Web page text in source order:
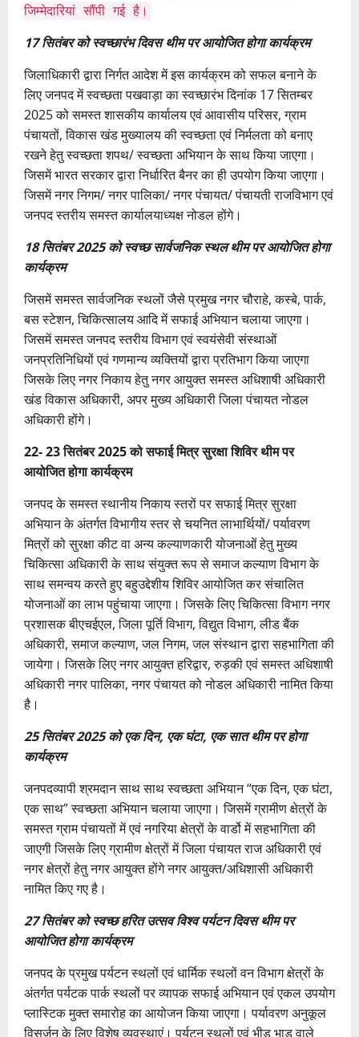
जिम्मेदारियां सौंपी गई है।
17 सितंबर को स्वच्छारंभ दिवस थीम पर आयोजित होगा कार्यक्रम
जिलाधिकारी द्वारा निर्गत आदेश में इस कार्यक्रम को सफल बनाने के
लिए जनपद में स्वच्छता पखवाड़ा का स्वच्छारंभ दिनांक 17 सितम्बर
2025 को समस्त शासकीय कार्यालय एवं आवासीय परिसर, ग्राम
पंचायतों, विकास खंड मुख्यालय की स्वच्छता एवं निर्मलता को बनाए
रखने हेतु स्वच्छता शपथ/ स्वच्छता अभियान के साथ किया जाएगा।
जिसमें भारत सरकार द्वारा निर्धारित बैनर का ही उपयोग किया जाएगा।
जिसमें नगर निगम/ नगर पालिका/ नगर पंचायत/ पंचायती राजविभाग एवं
जनपद स्तरीय समस्त कार्यालयाध्यक्ष नोडल होंगे।
18 सितंबर 2025 को स्वच्छ सार्वजनिक स्थल थीम पर आयोजित होगा
कार्यक्रम
जिसमें समस्त सार्वजनिक स्थलों जैसे प्रमुख नगर चौराहे, कस्बे, पार्क,
बस स्टेशन, चिकित्सालय आदि में सफाई अभियान चलाया जाएगा।
जिसमें समस्त जनपद स्तरीय विभाग एवं स्वयंसेवी संस्थाओं
जनप्रतिनिधियों एवं गणमान्य व्यक्तियों द्वारा प्रतिभाग किया जाएगा
जिसके लिए नगर निकाय हेतु नगर आयुक्त समस्त अधिशाषी अधिकारी
खंड विकास अधिकारी, अपर मुख्य अधिकारी जिला पंचायत नोडल
अधिकारी होंगे।
22- 23 सितंबर 2025 को सफाई मित्र सुरक्षा शिविर थीम पर
आयोजित होगा कार्यक्रम
जनपद के समस्त स्थानीय निकाय स्तरों पर सफाई मित्र सुरक्षा
अभियान के अंतर्गत विभागीय स्तर से चयनित लाभार्थियों/ पर्यावरण
मित्रों को सुरक्षा कीट वा अन्य कल्याणकारी योजनाओं हेतु मुख्य
चिकित्सा अधिकारी के साथ संयुक्त रूप से समाज कल्याण विभाग के
साथ समन्वय करते हुए बहुउद्देशीय शिविर आयोजित कर संचालित
योजनाओं का लाभ पहुंचाया जाएगा। जिसके लिए चिकित्सा विभाग नगर
प्रशासक बीएचईएल, जिला पूर्ति विभाग, विद्युत विभाग, लीड बैंक
अधिकारी, समाज कल्याण, जल निगम, जल संस्थान द्वारा सहभागिता की
जायेगा। जिसके लिए नगर आयुक्त हरिद्वार, रुड़की एवं समस्त अधिशाषी
अधिकारी नगर पालिका, नगर पंचायत को नोडल अधिकारी नामित किया
है।
25 सितंबर 2025 को एक दिन, एक घंटा, एक सात थीम पर होगा
कार्यक्रम
जनपदव्यापी श्रमदान साथ साथ स्वच्छता अभियान “एक दिन, एक घंटा,
एक साथ” स्वच्छता अभियान चलाया जाएगा। जिसमें ग्रामीण क्षेत्रों के
समस्त ग्राम पंचायतों में एवं नगरिया क्षेत्रों के वार्डो में सहभागिता की
जाएगी जिसके लिए ग्रामीण क्षेत्रों में जिला पंचायत राज अधिकारी एवं
नगर क्षेत्रों हेतु नगर आयुक्त होंगे नगर आयुक्त/अधिशासी अधिकारी
नामित किए गए है।
27 सितंबर को स्वच्छ हरित उत्सव विश्व पर्यटन दिवस थीम पर
आयोजित होगा कार्यक्रम
जनपद के प्रमुख पर्यटन स्थलों एवं धार्मिक स्थलों वन विभाग क्षेत्रों के
अंतर्गत पर्यटक पार्क स्थलों पर व्यापक सफाई अभियान एवं एकल उपयोग
प्लास्टिक मुक्त समारोह का आयोजन किया जाएगा। पर्यावरण अनुकूल
विसर्जन के लिए विशेष व्यवस्थाएं। पर्यटन स्थलों एवं भीड़ भाड़ वाले